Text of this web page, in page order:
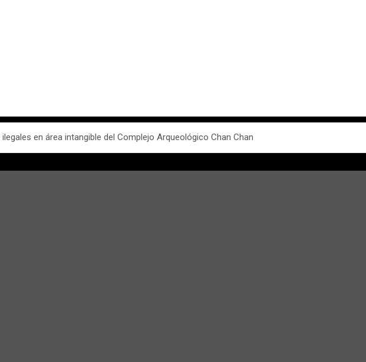
en área intangible del Complejo Arqueológico Chan Chan